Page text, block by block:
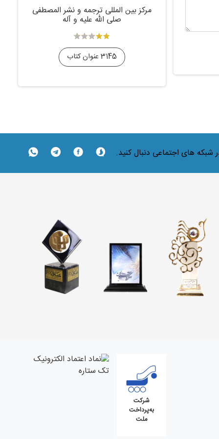
مرکز بین المللی ترجمه و نشر المصطفی
صلی الله علیه و آله
3145 عنوان کتاب
شبکه های اجتماعی دنبال کنید.
شرکت
به‌پرداخت
ملت